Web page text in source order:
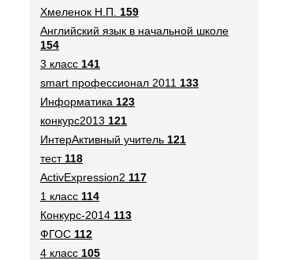
Хмеленок Н.П.
159
Английский язык в начальной школе
154
3 класс 141
smart профессионал 2011 133
Информатика 123
конкурс2013 121
ИнтерАктивный учитель 121
тест118
ActivExpression2 117
1 класс 114
Конкурс-2014 113
ФГОС 112
4 класс 105